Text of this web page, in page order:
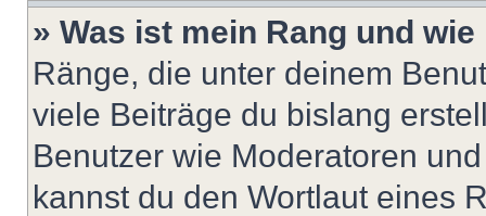
» Was ist mein Rang und
Ränge, die unter deinem
viele Beiträge du bislang
Benutzer wie Moderatoren
kannst du den Wortlaut eines